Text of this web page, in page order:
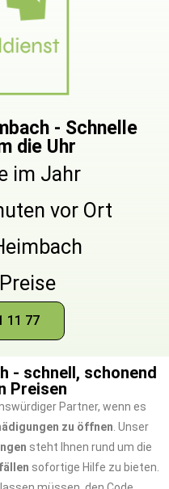
- Schnelle
die Uhr
im Jahr
vor Ort
11 77
- schnell, schonend
Preisen
Partner, wenn es
zu öffnen . Unser
steht Ihnen rund um die
sofortige Hilfe zu bieten.